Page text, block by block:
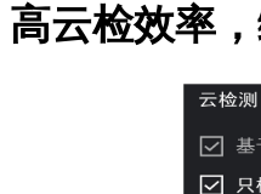
高云检效率